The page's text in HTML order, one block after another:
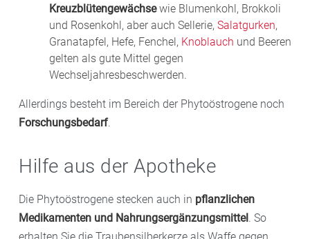
Kreuzblütengewächsewie Blumenkohl, Brokkoli
und Rosenkohl, aber auch Sellerie, Salatgurken,
Granatapfel, Hefe, Fenchel, Knoblauch und Beeren
gelten als gute Mittel gegen
Wechseljahresbeschwerden.
Allerdings besteht im Bereich der Phytoöstrogene noch
Forschungsbedarf.
Hilfe aus der Apotheke
Die Phytoöstrogene stecken auch in pflanzlichen
Medikamenten und Nahrungsergänzungsmittel . So